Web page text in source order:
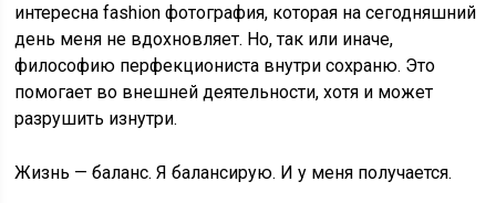
интересна fashion фотография, которая на сегодняшний
день меня не вдохновляет. Но, так или иначе,
философию перфекциониста внутри сохраню. Это
помогает во внешней деятельности, хотя и может
разрушить изнутри.
Жизнь — баланс. Я балансирую. И у меня получается.